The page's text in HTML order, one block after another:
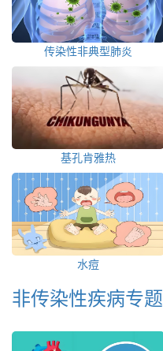
传染性非典型肺炎
基孔肯雅热
水痘
非传染性疾病专题